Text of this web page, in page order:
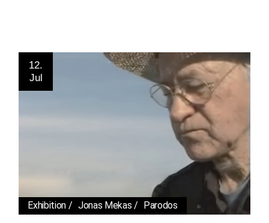
12.
Jul
Exhibition Jonas Mekas Parodos